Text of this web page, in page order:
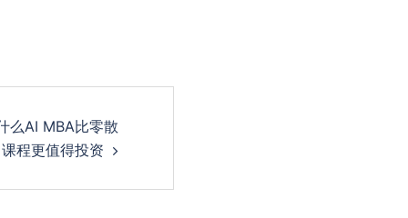
么AI MBA比零散
课程更值得投资